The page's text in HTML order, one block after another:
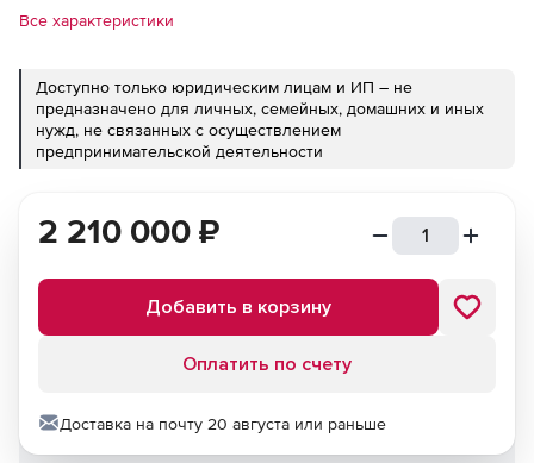
Все характеристики
Доступно только юридическим лицам и ИП – не
предназначено для личных, семейных, домашних и иных
нужд, не связанных с осуществлением
предпринимательской деятельности
2 210 000 ₽
Добавить в корзину
Оплатить по счету
Доставка на почту 20 августа или раньше